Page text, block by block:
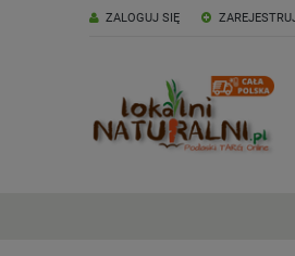
ZALOGUJ SIĘ